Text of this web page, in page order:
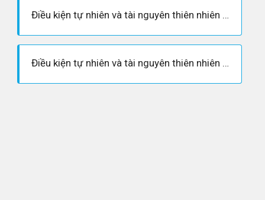
Điều kiện tự nhiên và tài nguyên thiên nhiên địa phương
Điều kiện tự nhiên và tài nguyên thiên nhiên địa phương